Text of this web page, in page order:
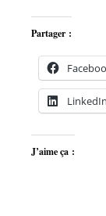
Partager :
LinkedIn
J’aime ça :